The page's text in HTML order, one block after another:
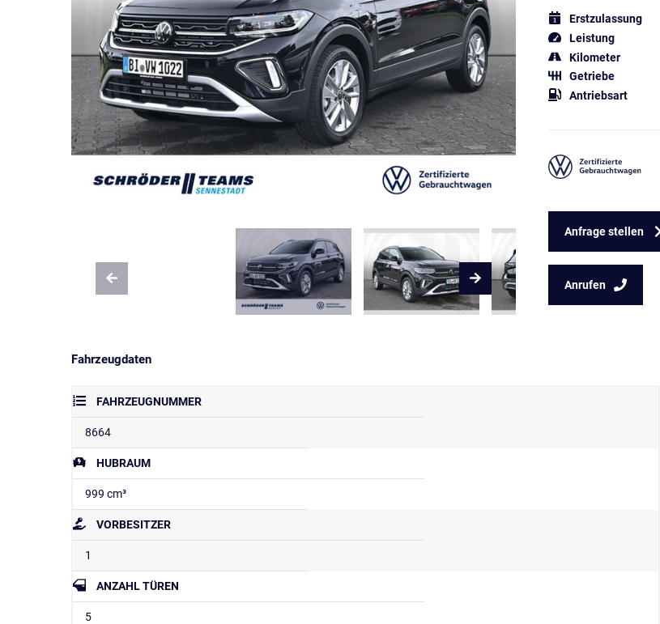
Erstzulassung
Leistung
Kilometer
Getriebe
Antriebsart
Anfrage stellen
Anrufen
Fahrzeugdaten
FAHRZEUGNUMMER
8664
HUBRAUM
999 cm³
VORBESITZER
1
ANZAHL TÜREN
5